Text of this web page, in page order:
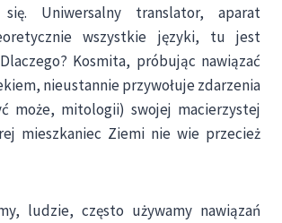
się. Uniwersalny translator, aparat
wszystkie języki, tu jest
Kosmita, próbując nawiązać
nieustannie przywołuje zdarzenia
może, mitologii) swojej macierzystej
mieszkaniec Ziemi nie wie przecież
ludzie, często używamy nawiązań